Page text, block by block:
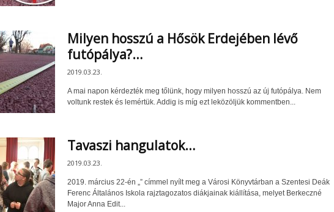
Milyen hosszú a Hősök Erdejében lévő
futópálya?…
2019.03.23.
A mai napon kérdezték meg tőlünk, hogy milyen hosszú az új futópálya. Nem
voltunk restek és lemértük. Addig is míg ezt leközöljük kommentben...
Tavaszi hangulatok…
2019.03.23.
2019. március 22-én „” címmel nyílt meg a Városi Könyvtárban a Szentesi Deák
Ferenc Általános Iskola rajztagozatos diákjainak kiállítása, melyet Berkeczné
Major Anna Edit...